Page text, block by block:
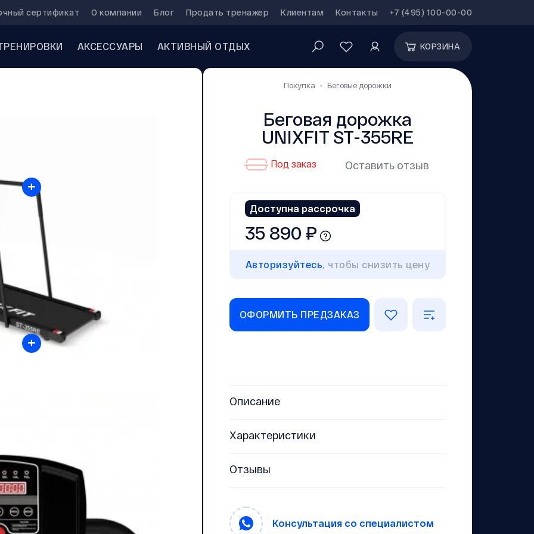
сертификат О компании Блог Продать тренажер Клиентам Контакты +7 (495) 100-00-00
АКСЕССУАРЫ АКТИВНЫЙ ОТДЫХ КОРЗИНА
+
+
Покупка Беговые дорожки
Беговая дорожка
UNIXFIT ST-355RE
Под заказ Оставить отзыв
Доступна рассрочка
35 890 ₽
Авторизуйтесь, чтобы снизить цену
ОФОРМИТЬ ПРЕДЗАКАЗ
Описание
Характеристики
Отзывы
Консультация со специалистом